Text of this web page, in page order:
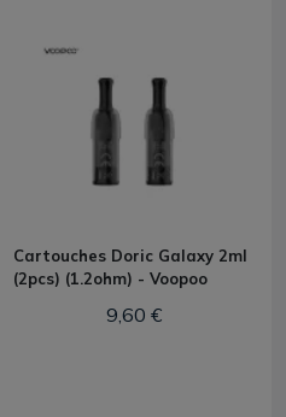
Cartouches Doric Galaxy 2ml
(2pcs) (1.2ohm) - Voopoo
9,60 €